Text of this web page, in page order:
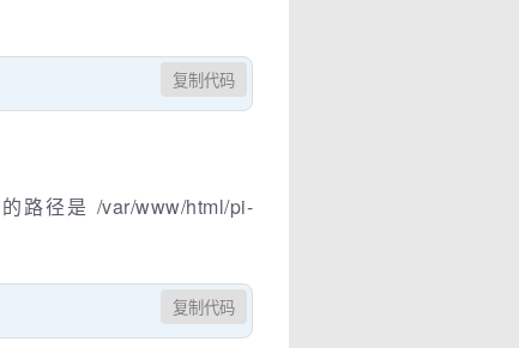
复制代码
路径是 /var/www/html/pi-
复制代码